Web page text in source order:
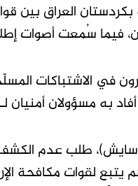
بكردستان العراق بين
فيما سُمعت أصوات
في صفوف قوات الأمن، وأُصيب 19
به مسؤولان أمنيان
طلب عدم
لقوات مكافحة